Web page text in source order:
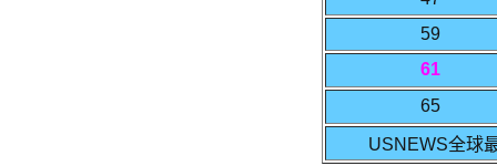
59
61
65
USNEWS全球